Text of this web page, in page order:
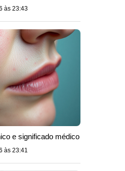
às 23:43
e significado médico
às 23:41